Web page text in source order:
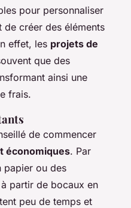
pour personnaliser
de créer des éléments
effet, les projets de
que des
ainsi une
frais.
de commencer
économiques. Par
papier ou des
partir de bocaux en
peu de temps et